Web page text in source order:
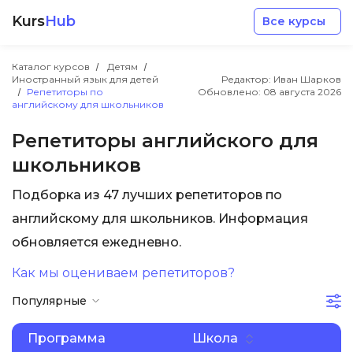
KursHub Все курсы
Каталог курсов
Детям
Иностранный язык для детей
Репетиторы по
английскому для школьников
Редактор: Иван Шарков
Обновлено: 08 августа 2026
Репетиторы английского для
школьников
Подборка из 47 лучших репетиторов по
английскому для школьников. Информация
обновляется ежедневно.
Как мы оцениваем репетиторов?
Популярные
Программа Школа
Разработка
Маркетинг
Аналитика
Менеджмент